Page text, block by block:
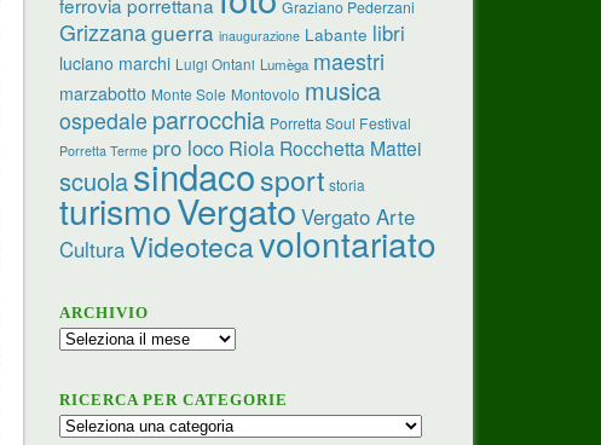
Graziano Pederzani
Grizzanaguerra inaugurazione Labante libri
luciano marchi Luigi Ontani Lumèga maestri
marzabotto Monte Sole Montovolo musica
ospedale parrocchia Porretta Soul Festival
Porretta Terme pro loco Riola Rocchetta Mattei
scuolasindacosport storia
turismoVergato Vergato Arte
CulturaVideotecavolontariato
ARCHIVIO
Archivio
RICERCA PER CATEGORIE
Ricerca